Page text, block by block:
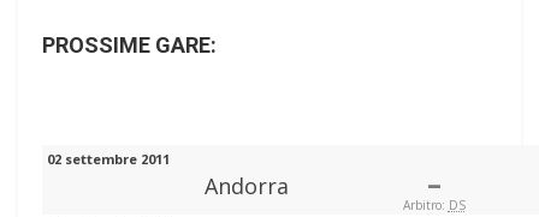
PROSSIME GARE:
02 settembre 2011
Andorra –
Arbitro: DS